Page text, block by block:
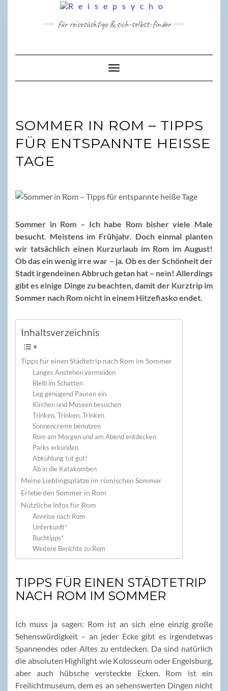
für reisesüchtige & sich-selbst-finder
Toggle Navigation
SOMMER IN ROM – TIPPS
FÜR ENTSPANNTE HEISSE T
AGE
Sommer in Rom – Ich habe Rom bisher viele Male
besucht. Meistens im Frühjahr. Doch einmal planten
wir tatsächlich einen Kurzurlaub im Rom im August!
Ob das ein wenig irre war – ja. Ob es der Schönheit der
Stadt irgendeinen Abbruch getan hat – nein! Allerdings
gibt es einige Dinge zu beachten, damit der Kurztrip im
Sommer nach Rom nicht in einem Hitzefiasko endet.
Inhaltsverzeichnis
Tipps für einen Städtetrip nach Rom im Sommer
Langes Anstehen vermeiden
Bleib im Schatten
Leg genügend Pausen ein
Kirchen und Museen besuchen
Trinken, Trinken, Trinken
Sonnencreme benutzen
Rom am Morgen und am Abend entdecken
Parks erkunden
Abkühlung tut gut!
Ab in die Katakomben
Meine Lieblingsplätze im römischen Sommer
Erlebe den Sommer in Rom
Nützliche Infos für Rom
Anreise nach Rom
Unterkunft*
Buchtipps*
Weitere Berichte zu Rom
TIPPS FÜR EINEN STÄDTETRIP
NACH ROM IM SOMMER
Ich muss ja sagen: Rom ist an sich eine einzig große
Sehenswürdigkeit – an jeder Ecke gibt es irgendetwas
Spannendes oder Altes zu entdecken. Da sind natürlich
die absoluten Highlight wie Kolosseum oder Engelsburg,
aber auch hübsche versteckte Ecken. Rom ist ein
Freilichtmuseum, dem es an sehenswerten Dingen nicht